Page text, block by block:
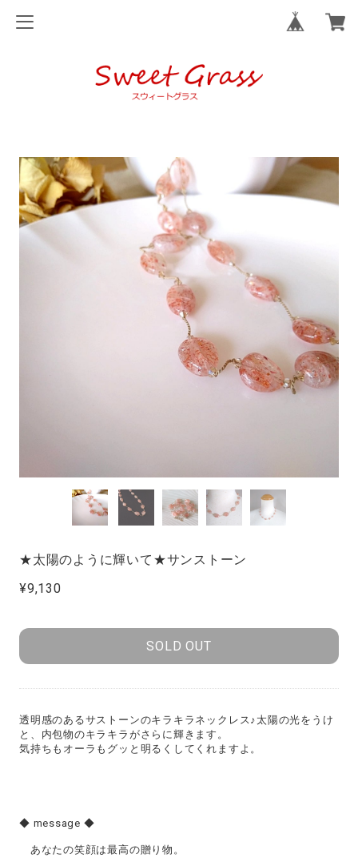
★太陽のように輝いて★サンストーン
¥9,130
SOLD OUT
透明感のあるサストーンのキラキラネックレス♪太陽の光をうけ
と、内包物のキラキラがさらに輝きます。
気持ちもオーラもグッと明るくしてくれますよ。
◆ message ◆
あなたの笑顔は最高の贈り物。